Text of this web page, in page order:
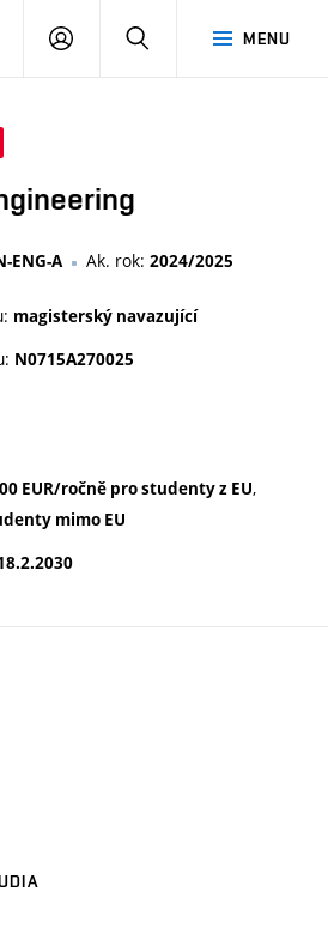
MENU
PŘIHLÁŠENÍ
ENG-A Ak. rok: 2024/2025
magisterský navazující
N0715A270025
EUR/ročně pro studenty z EU,
mimo EU